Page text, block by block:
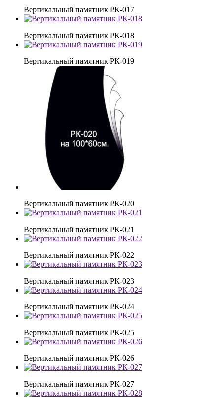
Вертикальный памятник РК-017
Вертикальный памятник РК-018
Вертикальный памятник РК-019
Вертикальный памятник РК-020
Вертикальный памятник РК-021
Вертикальный памятник РК-022
Вертикальный памятник РК-023
Вертикальный памятник РК-024
Вертикальный памятник РК-025
Вертикальный памятник РК-026
Вертикальный памятник РК-027